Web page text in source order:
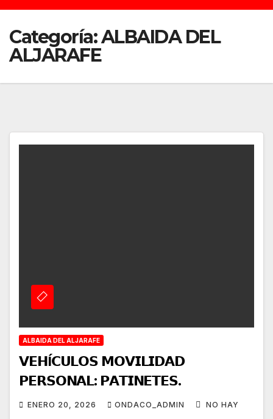
Categoría:ALBAIDA DEL
ALJARAFE
ALBAIDA DEL ALJARAFE
𝗩𝗘𝗛Í𝗖𝗨𝗟𝗢𝗦 𝗠𝗢𝗩𝗜𝗟𝗜𝗗𝗔𝗗
𝗣𝗘𝗥𝗦𝗢𝗡𝗔𝗟: 𝗣𝗔𝗧𝗜𝗡𝗘𝗧𝗘𝗦.
ENERO 20, 2026 ONDACO_ADMIN NO HAY